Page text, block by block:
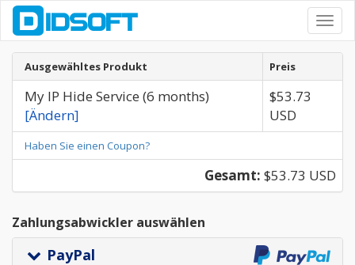
Ausgewähltes Produkt Preis
My IP Hide Service (6 months)
[Ändern]
$53.73
USD
Haben Sie einen Coupon?
Gesamt: $53.73 USD
Zahlungsabwickler auswählen
PayPal